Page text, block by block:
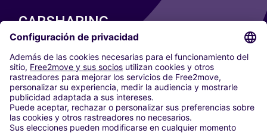
CARSHARING
NUESTRAS CIUDADES
Paris
Madrid
Washington DC
Milán
Roma
Turín
Viena